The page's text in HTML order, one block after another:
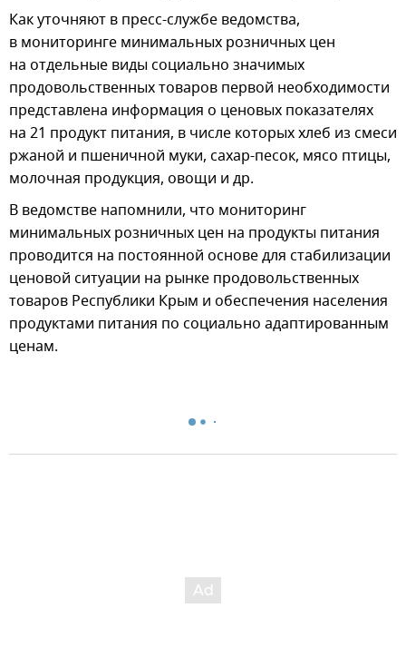
Как уточняют в пресс-службе ведомства,
в мониторинге минимальных розничных цен
на отдельные виды социально значимых
продовольственных товаров первой необходимости
представлена информация о ценовых показателях
на 21 продукт питания, в числе которых хлеб из смеси
ржаной и пшеничной муки, сахар-песок, мясо птицы,
молочная продукция, овощи и др.
В ведомстве напомнили, что мониторинг
минимальных розничных цен на продукты питания
проводится на постоянной основе для стабилизации
ценовой ситуации на рынке продовольственных
товаров Республики Крым и обеспечения населения
продуктами питания по социально адаптированным
ценам.